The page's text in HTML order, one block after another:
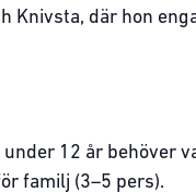
Knivsta, där hon
12 år behöver
familj (3–5 pers).